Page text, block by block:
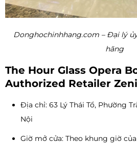
Donghochinhhang.com – Đại lý
hãng
The Hour Glass Opera
Authorized Retailer
Địa chỉ: 63 Lý Thái Tổ, Phường
Nội
Giờ mở cửa: Theo khung giờ